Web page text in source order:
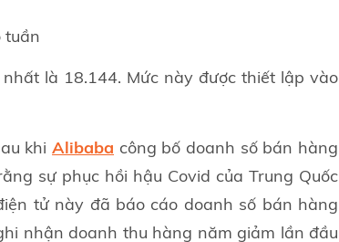
tuần
là 18.144. Mức này được thiết lập vào
khi Alibaba công bố doanh số bán hàng
sự phục hồi hậu Covid của Trung Quốc
tử này đã báo cáo doanh số bán hàng
nhận doanh thu hàng năm giảm lần đầu